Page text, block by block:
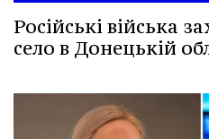
Російські війська
село в Донецькій